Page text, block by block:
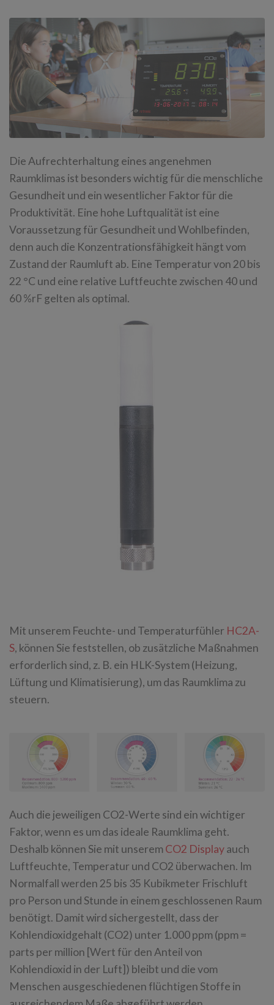
Die Aufrechterhaltung eines angenehmen
Raumklimas ist besonders wichtig für die menschliche
Gesundheit und ein wesentlicher Faktor für die
Produktivität. Eine hohe Luftqualität ist eine
Voraussetzung für Gesundheit und Wohlbefinden,
denn auch die Konzentrationsfähigkeit hängt vom
Zustand der Raumluft ab. Eine Temperatur von 20 bis
22 °C und eine relative Luftfeuchte zwischen 40 und
60 %rF gelten als optimal.
Mit unserem Feuchte- und Temperaturfühler HC2A-
S, können Sie feststellen, ob zusätzliche Maßnahmen
erforderlich sind, z. B. ein HLK-System (Heizung,
Lüftung und Klimatisierung), um das Raumklima zu
steuern.
Auch die jeweiligen CO2-Werte sind ein wichtiger
Faktor, wenn es um das ideale Raumklima geht.
Deshalb können Sie mit unserem CO2 Displayauch
Luftfeuchte, Temperatur und CO2 überwachen. Im
Normalfall werden 25 bis 35 Kubikmeter Frischluft
pro Person und Stunde in einem geschlossenen Raum
benötigt. Damit wird sichergestellt, dass der
Kohlendioxidgehalt (CO2) unter 1.000 ppm (ppm =
parts per million [Wert für den Anteil von
Kohlendioxid in der Luft]) bleibt und die vom
Menschen ausgeschiedenen flüchtigen Stoffe in